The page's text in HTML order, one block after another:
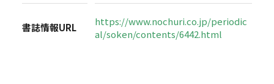
書誌情報URL
https://www.nochuri.co.jp/periodic
al/soken/contents/6442.html